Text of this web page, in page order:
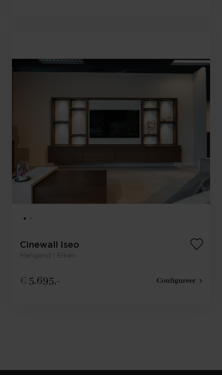
Cinewall Iseo
Hangend | Eiken
€ 5.695,- Configureer